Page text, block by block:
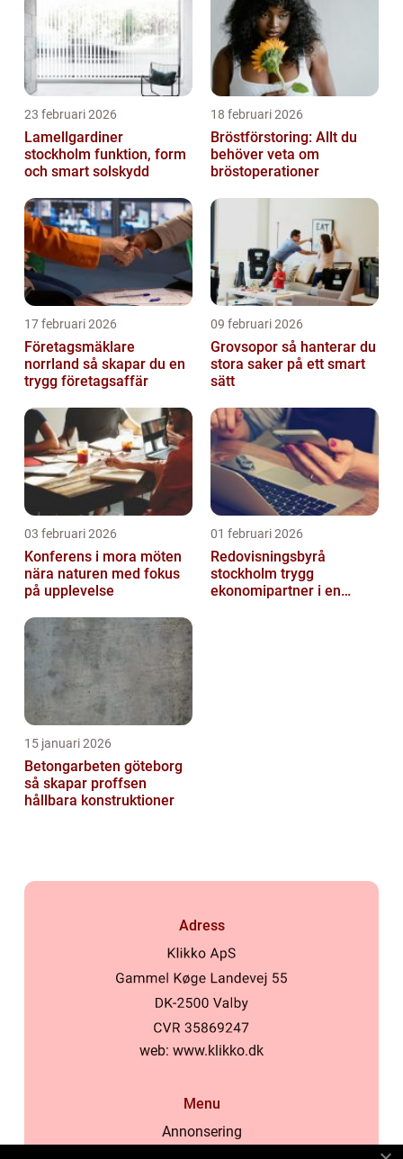
23 februari 2026
Lamellgardiner
stockholm funktion, form
och smart solskydd
18 februari 2026
Bröstförstoring: Allt du
behöver veta om
bröstoperationer
17 februari 2026
Företagsmäklare
norrland så skapar du en
trygg företagsaffär
09 februari 2026
Grovsopor så hanterar du
stora saker på ett smart
sätt
03 februari 2026
Konferens i mora möten
nära naturen med fokus
på upplevelse
01 februari 2026
Redovisningsbyrå
stockholm trygg
ekonomipartner i en
15 januari 2026
Betongarbeten göteborg
så skapar proffsen
hållbara konstruktioner
Adress
web: www.klikko.dk
Menu
Annonsering